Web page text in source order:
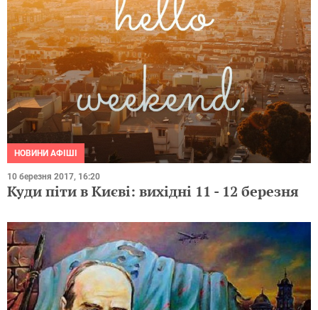
НОВИНИ АФІШІ
10 березня 2017, 16:20
Куди піти в Києві: вихідні 11 - 12 березня